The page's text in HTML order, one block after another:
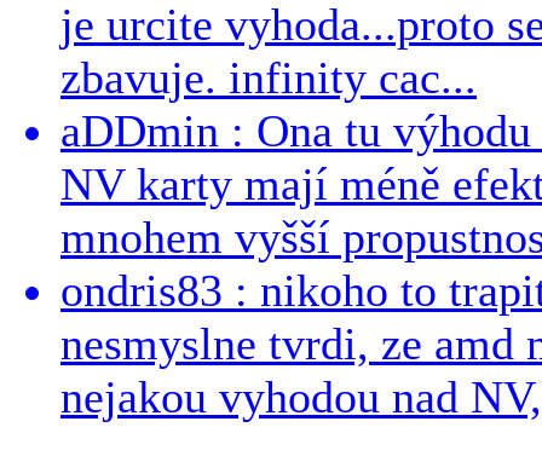
je urcite vyhoda...proto
zbavuje. infinity cac...
aDDmin : Ona tu
NV karty mají méně
mnohem vyšší
ondris83 : nikoho to
nesmyslne tvrdi, ze
nejakou vyhodou nad